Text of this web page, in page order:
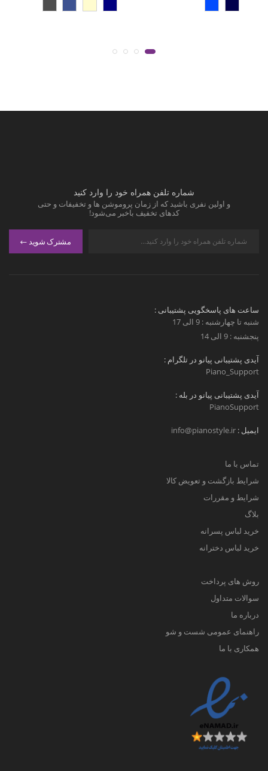
شماره تلفن همراه خود را وارد کنید
و اولین نفری باشید که از زمان پروموشن ها و تخفیفات و حتی
کدهای تخفیف باخبر می‌شود!
مشترک شوید
ساعت های پاسخگویی پشتیبانی :
شنبه تا چهارشنبه : 9 الی 17
پنجشنبه : 9 الی 14
آیدی پشتیبانی پیانو در تلگرام :
Piano_Support
آیدی پشتیبانی پیانو در بله :
PianoSupport
ایمیل : info@pianostyle.ir
تماس با ما
شرایط بازگشت و تعویض کالا
شرایط و مقررات
بلاگ
خرید لباس پسرانه
خرید لباس دخترانه
روش های پرداخت
سوالات متداول
درباره ما
راهنمای عمومی شست و شو
همکاری با ما